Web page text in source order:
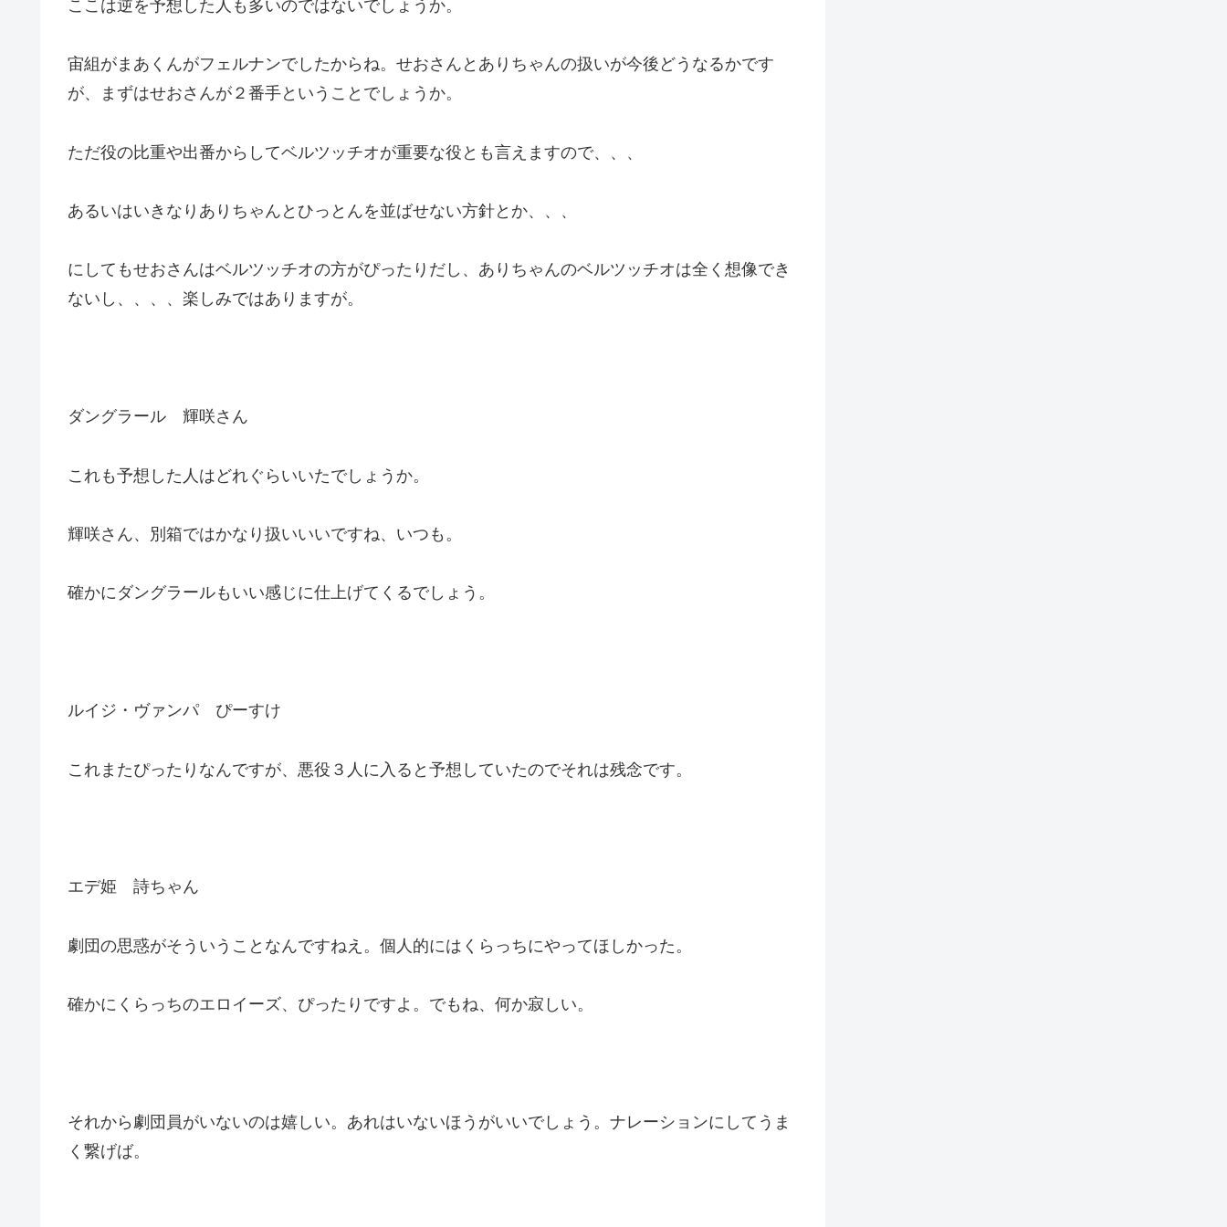
ここは逆を予想した人も多いのではないでしょうか。
宙組がまあくんがフェルナンでしたからね。せおさんとありちゃんの扱いが今後どうなるかです
が、まずはせおさんが２番手ということでしょうか。
ただ役の比重や出番からしてベルツッチオが重要な役とも言えますので、、、
あるいはいきなりありちゃんとひっとんを並ばせない方針とか、、、
にしてもせおさんはベルツッチオの方がぴったりだし、ありちゃんのベルツッチオは全く想像でき
ないし、、、、楽しみではありますが。
ダングラール 輝咲さん
これも予想した人はどれぐらいいたでしょうか。
輝咲さん、別箱ではかなり扱いいいですね、いつも。
確かにダングラールもいい感じに仕上げてくるでしょう。
ルイジ・ヴァンパ ぴーすけ
これまたぴったりなんですが、悪役３人に入ると予想していたのでそれは残念です。
エデ姫 詩ちゃん
劇団の思惑がそういうことなんですねえ。個人的にはくらっちにやってほしかった。
確かにくらっちのエロイーズ、ぴったりですよ。でもね、何か寂しい。
それから劇団員がいないのは嬉しい。あれはいないほうがいいでしょう。ナレーションにしてうま
く繋げば。